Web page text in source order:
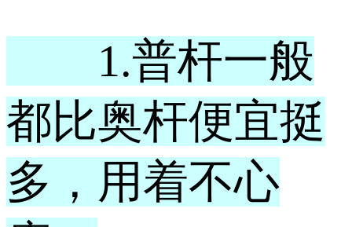
1.普杆一般
都比奥杆便宜挺
多，用着不心